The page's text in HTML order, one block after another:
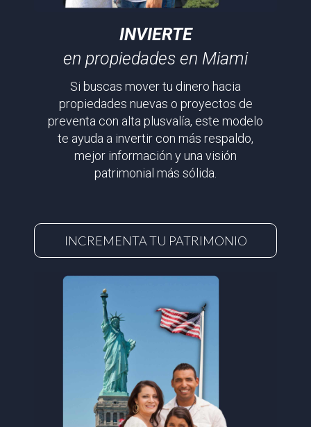
INVIERTE
en propiedades en Miami
Si buscas mover tu dinero hacia
propiedades nuevas o proyectos de
preventa con alta plusvalía, este modelo
te ayuda a invertir con más respaldo,
mejor información y una visión
patrimonial más sólida.
INCREMENTA TU PATRIMONIO